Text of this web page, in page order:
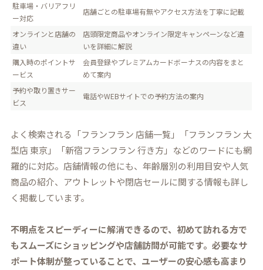
駐車場・バリアフリ
ー対応
店舗ごとの駐車場有無やアクセス方法を丁寧に記載
オンラインと店舗の
違い
店頭限定商品やオンライン限定キャンペーンなど違
いを詳細に解説
購入時のポイントサ
ービス
会員登録やプレミアムカードボーナスの内容をまと
めて案内
予約や取り置きサー
ビス
電話やWEBサイトでの予約方法の案内
よく検索される「フランフラン 店舗一覧」「フランフラン 大
型店 東京」「新宿フランフラン 行き方」などのワードにも網
羅的に対応。店舗情報の他にも、年齢層別の利用目安や人気
商品の紹介、アウトレットや閉店セールに関する情報も詳し
く掲載しています。
不明点をスピーディーに解消できるので、初めて訪れる方で
もスムーズにショッピングや店舗訪問が可能です。必要なサ
ポート体制が整っていることで、ユーザーの安心感も高まり